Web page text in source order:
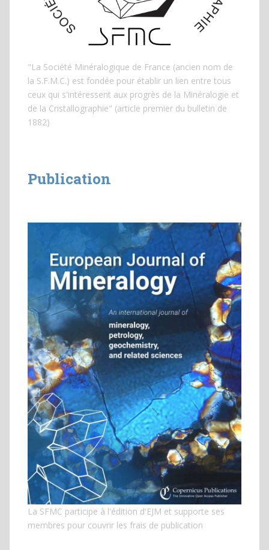
"La Société Minéralogique de France (ancien nom de
la S.F.M.C.) est fondée pour établir un lien entre tous
ceux qui s'intéressent aux progrès de la Minéralogie et
de la Cristallographie" (article premier du bulletin de
1882)
Publication
La SFMC participe à l'édition d'EJM et supporte ses
membres pour couvrir les frais de publication